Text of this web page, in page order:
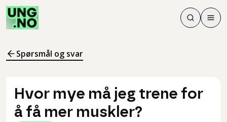
Søk
Søk
Meny
Spørsmål og svar
Hvor mye må jeg trene for
å få mer muskler?